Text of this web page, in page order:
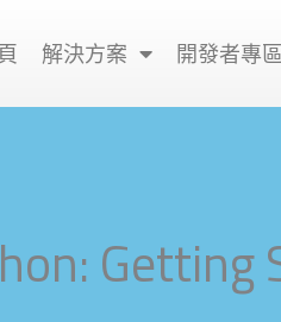
解決方案 開發者專區